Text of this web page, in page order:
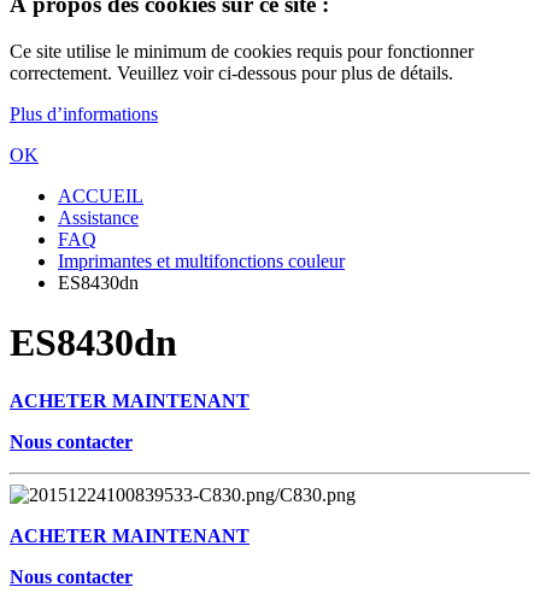
Ce site utilise le minimum de cookies requis pour fonctionner
correctement. Veuillez voir ci-dessous pour plus de détails.
Plus d’informations
OK
ACCUEIL
Assistance
FAQ
Imprimantes et multifonctions couleur
ES8430dn
ES8430dn
ACHETER MAINTENANT
Nous contacter
ACHETER MAINTENANT
Nous contacter